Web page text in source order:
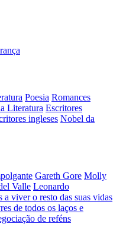
Poesia Romances
Literatura Escritores
ingleses Nobel da
Gareth Gore Molly
Valle Leonardo
a viver o resto das suas vidas
de todos os laços e
de reféns